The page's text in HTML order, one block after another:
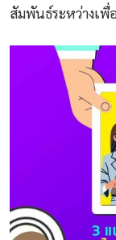
สัมพันธ์ระหว่างเพื่